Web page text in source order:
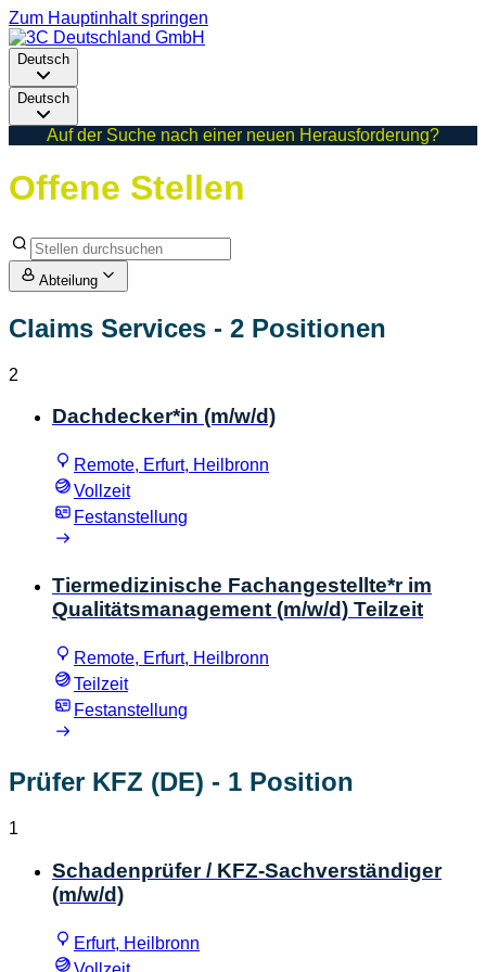
Zum Hauptinhalt springen
Deutsch
Deutsch
Auf der Suche nach einer neuen Herausforderung?
Offene Stellen
Abteilung
Claims Services - 2 Positionen
2
Dachdecker*in (m/w/d)
Remote, Erfurt, Heilbronn
Vollzeit
Festanstellung
Tiermedizinische Fachangestellte*r im
Qualitätsmanagement (m/w/d) Teilzeit
Remote, Erfurt, Heilbronn
Teilzeit
Festanstellung
Prüfer KFZ (DE) - 1 Position
1
Schadenprüfer / KFZ-Sachverständiger
(m/w/d)
Erfurt, Heilbronn